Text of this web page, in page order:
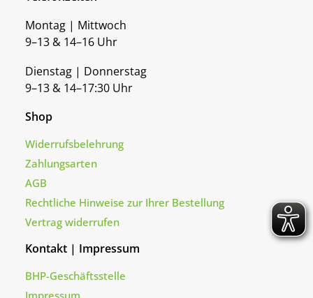
Montag | Mittwoch
9–13 & 14–16 Uhr
Dienstag | Donnerstag
9–13 & 14–17:30 Uhr
Shop
Widerrufsbelehrung
Zahlungsarten
AGB
Rechtliche Hinweise zur Ihrer Bestellung
Vertrag widerrufen
Kontakt | Impressum
BHP-Geschäftsstelle
Impressum